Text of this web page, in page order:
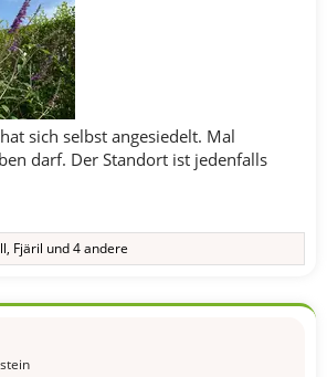
sich selbst angesiedelt. Mal
darf. Der Standort ist jedenfalls
, Fjäril und 4 andere